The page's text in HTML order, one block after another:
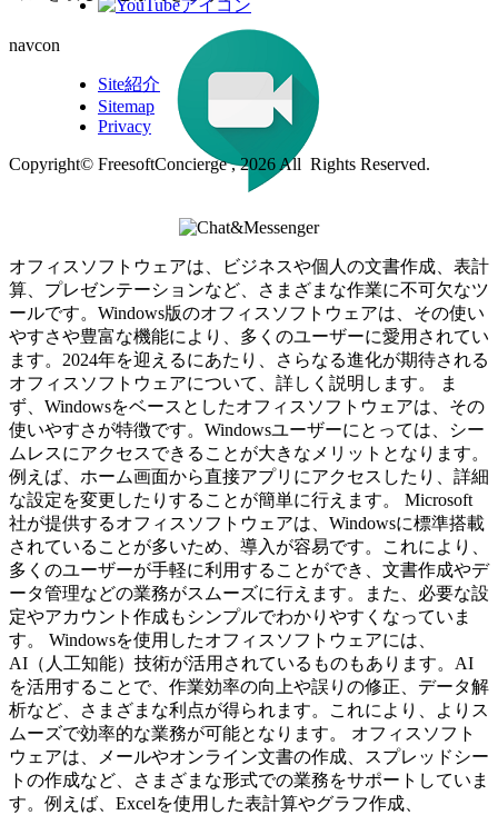
オフィスソフトウェアは、ビジネスや個人の文書作成、表計
算、プレゼンテーションなど、さまざまな作業に不可欠なツ
ールです。Windows版のオフィスソフトウェアは、その使い
やすさや豊富な機能により、多くのユーザーに愛用されてい
ます。2024年を迎えるにあたり、さらなる進化が期待される
オフィスソフトウェアについて、詳しく説明します。 ま
ず、Windowsをベースとしたオフィスソフトウェアは、その
使いやすさが特徴です。Windowsユーザーにとっては、シー
ムレスにアクセスできることが大きなメリットとなります。
例えば、ホーム画面から直接アプリにアクセスしたり、詳細
な設定を変更したりすることが簡単に行えます。 Microsoft
社が提供するオフィスソフトウェアは、Windowsに標準搭載
されていることが多いため、導入が容易です。これにより、
多くのユーザーが手軽に利用することができ、文書作成やデ
ータ管理などの業務がスムーズに行えます。また、必要な設
定やアカウント作成もシンプルでわかりやすくなっていま
す。 Windowsを使用したオフィスソフトウェアには、
AI（人工知能）技術が活用されているものもあります。AI
を活用することで、作業効率の向上や誤りの修正、データ解
析など、さまざまな利点が得られます。これにより、よりス
ムーズで効率的な業務が可能となります。 オフィスソフト
ウェアは、メールやオンライン文書の作成、スプレッドシー
トの作成など、さまざまな形式での業務をサポートしていま
す。例えば、Excelを使用した表計算やグラフ作成、
navcon
Site紹介
Sitemap
Privacy
Copyright© FreesoftConcierge , 2026 All Rights Reserved.